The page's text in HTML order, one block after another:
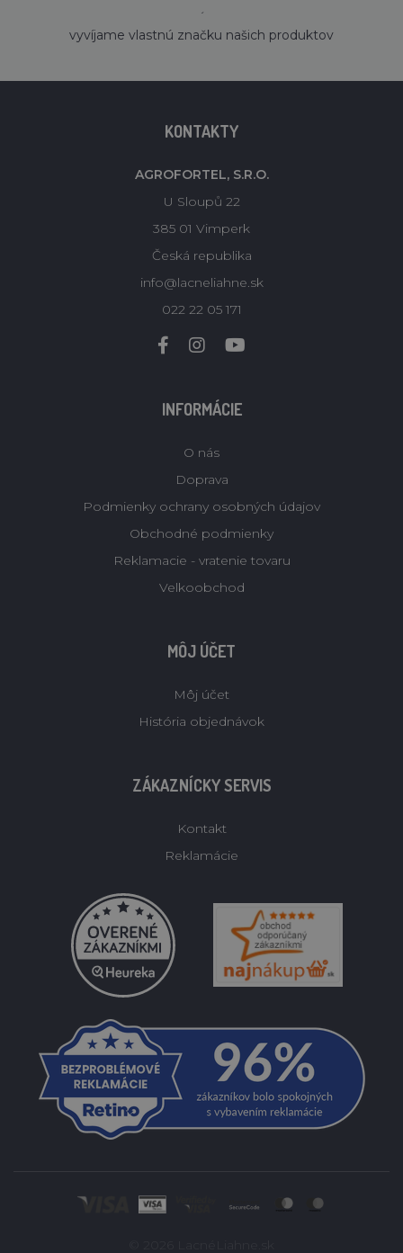
´
vyvíjame vlastnú značku našich produktov
KONTAKTY
AGROFORTEL, S.R.O.
U Sloupů 22
385 01 Vimperk
Česká republika
info@lacneliahne.sk
022 22 05 171
INFORMÁCIE
O nás
Doprava
Podmienky ochrany osobných údajov
Obchodné podmienky
Reklamacie - vratenie tovaru
Velkoobchod
MÔJ ÚČET
Môj účet
História objednávok
ZÁKAZNÍCKY SERVIS
Kontakt
Reklamácie